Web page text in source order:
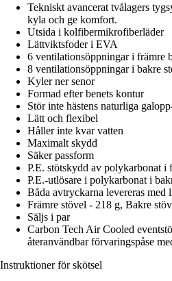
Tekniskt avancerat tvålagers
kyla och ge komfort.
Utsida i kolfibermikrofiberläder
Lättviktsfoder i EVA
6 ventilationsöppningar i främre
8 ventilationsöppningar i bakre
Kyler ner senor
Formad efter benets kontur
Stör inte hästens naturliga
Lätt och flexibel
Håller inte kvar vatten
Maximalt skydd
Säker passform
P.E. stötskydd av polykarbonat i
P.E.-utlösare i polykarbonat i
Båda avtryckarna levereras med
Främre stövel - 218 g, Bakre
Säljs i par
Carbon Tech Air Cooled
återanvändbar förvaringspåse
Instruktioner för skötsel